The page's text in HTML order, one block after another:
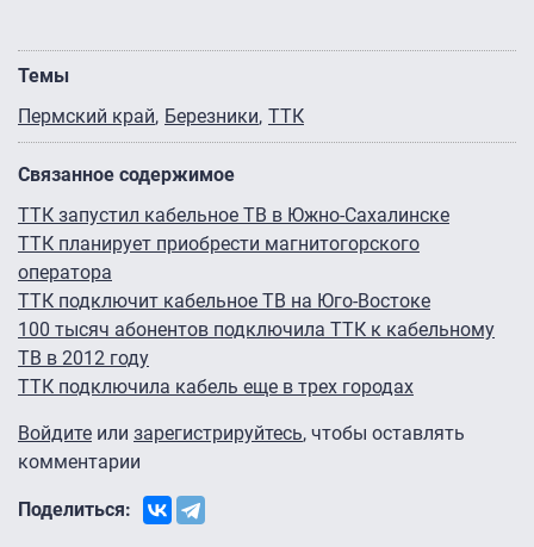
Темы
Пермский край Березники ТТК
Связанное содержимое
ТТК запустил кабельное ТВ в Южно-Сахалинске
ТТК планирует приобрести магнитогорского
оператора
ТТК подключит кабельное ТВ на Юго-Востоке
100 тысяч абонентов подключила ТТК к кабельному
ТВ в 2012 году
ТТК подключила кабель еще в трех городах
Войдите или зарегистрируйтесь, чтобы оставлять
комментарии
Поделиться: